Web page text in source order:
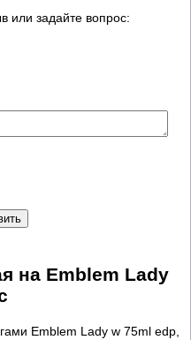
или задайте вопрос:
на Emblem Lady
Emblem Lady w 75ml edp,